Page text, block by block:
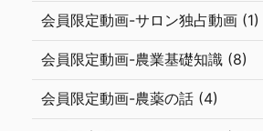
会員限定動画-サロン独占動画 (1)
会員限定動画-農業基礎知識 (8)
会員限定動画-農薬の話 (4)